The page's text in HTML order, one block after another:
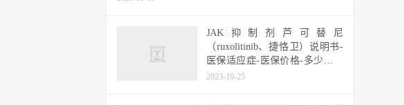
JAK抑制剂芦可替尼
（ruxolitinib、捷恪卫）说明书-
医保适应症-医保价格-多少钱一
盒？
2023-10-25